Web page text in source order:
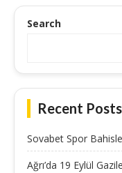
Search
Recent Posts
Sovabet Spor
Ağrı’da 19 Eylül